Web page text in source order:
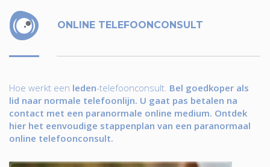
ONLINE TELEFOONCONSULT
Hoe werkt een leden-telefoonconsult. Bel goedkoper als
lid naar normale telefoonlijn. U gaat pas betalen na
contact met een paranormale online medium. Ontdek
hier het eenvoudige stappenplan van een paranormaal
online telefoonconsult.